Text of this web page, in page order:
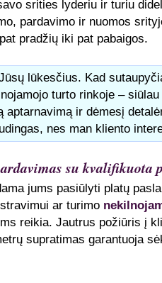
srities lyderiu ir turiu
pardavimo ir nuomos
pradžių iki pat pabaigos.
lūkesčius. Kad
turto rinkoje –
aptarnavimą ir dėmesį
nes man kliento
su kvalifikuota
jums pasiūlyti platų
ar turimo
reikia. Jautrus požiūris į
supratimas garantuoja